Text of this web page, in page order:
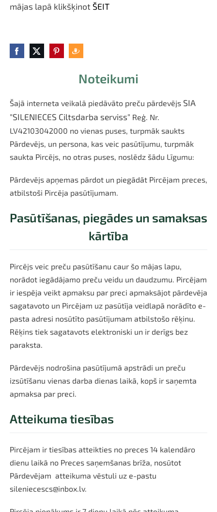
Noteikumi
Šajā interneta veikalā piedāvāto preču pārdevējs SIA
"SILENIECES Ciltsdarba serviss" Reģ. Nr.
LV42103042000 no vienas puses, turpmāk saukts
Pārdevējs, un persona, kas veic pasūtījumu, turpmāk
saukta Pircējs, no otras puses, noslēdz šādu Līgumu:
Pārdevējs apņemas pārdot un piegādāt Pircējam preces,
atbilstoši Pircēja pasūtījumam.
Pasūtīšanas, piegādes un samaksas
kārtība
Pircējs veic preču pasūtīšanu caur šo mājas lapu,
norādot iegādājamo preču veidu un daudzumu. Pircējam
ir iespēja veikt apmaksu par preci apmaksājot pārdevēja
sagatavoto un Pircējam uz pasūtīja veidlapā norādīto e-
pasta adresi nosūtīto pasūtījumam atbilstošo rēķinu.
Rēķins tiek sagatavots elektroniski un ir derīgs bez
paraksta.
Pārdevējs nodrošina pasūtījumā apstrādi un preču
izsūtīšanu vienas darba dienas laikā, kopš ir saņemta
apmaksa par preci.
Atteikuma tiesības
Pircējam ir tiesības atteikties no preces 14 kalendāro
dienu laikā no Preces saņemšanas brīža, nosūtot
Pārdevējam atteikuma vēstuli uz e-pastu
sileniecescs@inbox.lv.
mājas lapā klikšķinot ŠEIT